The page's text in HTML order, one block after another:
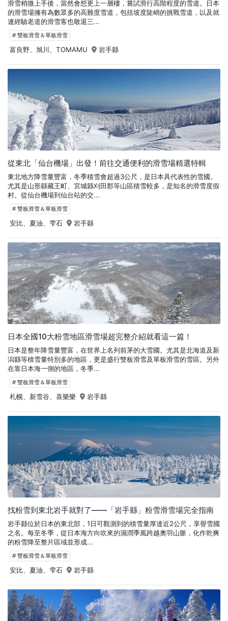
滑雪稍微上手後，當然會想更上一層樓，嘗試滑行高階程度的雪道。日本
的滑雪場擁有為數眾多的高難度雪道，包括坡度陡峭的挑戰雪道，以及就
連經驗老道的滑雪客也敬退三...
# 雙板滑雪＆單板滑雪
富良野、旭川、TOMAMU 岩手縣
從東北「仙台機場」出發！前往交通便利的滑雪場精選特輯
東北地方降雪量豐富，冬季積雪會超過3公尺，是日本具代表性的雪國。
尤其是山形縣藏王町、宮城縣刈田郡等山區積雪較多，是知名的滑雪度假
村。從仙台機場到仙台站的交...
# 雙板滑雪＆單板滑雪
安比、夏油、雫石 岩手縣
日本全國10大粉雪地區滑雪場超完整介紹就看這一篇！
日本是整年降雪量豐富，在世界上名列前茅的大雪國。尤其是北海道及新
潟縣等積雪量特別多的地區，更是盛行雙板滑雪及單板滑雪的雪區。另外
在靠日本海一側的地區，冬季...
# 雙板滑雪＆單板滑雪
札幌、新雪谷、喜樂樂 岩手縣
找粉雪到東北岩手就對了——「岩手縣」粉雪滑雪場完全指南
岩手縣位於日本的東北部，1日可觀測到的積雪量厚達近2公尺，享譽雪國
之名。每至冬季，從日本海方向吹來的濕潤季風跨越奧羽山脈，化作乾爽
的粉雪降至整片區域並形成...
# 雙板滑雪＆單板滑雪
安比、夏油、雫石 岩手縣